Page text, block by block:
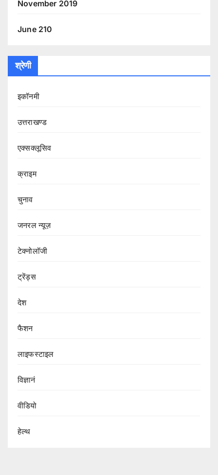
November 2019
June 210
श्रेणी
इकॉनमी
उत्तराखण्ड
एक्सक्लूसिव
क्राइम
चुनाव
जनरल न्यूज़
टेक्नोलॉजी
ट्रेंड्स
देश
फैशन
लाइफस्टाइल
विज्ञानं
वीडियो
हेल्थ